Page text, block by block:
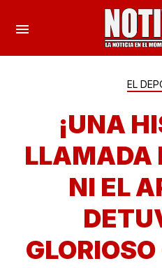
EL
¡UNA
LLAMADA
NI EL